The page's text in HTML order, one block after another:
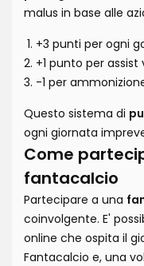
malus in base alle
+3 punti per ogni
+1 punto per assist
-1 per
Questo sistema di
ogni giornata
Come
fantacalcio
Partecipare a una
coinvolgente. E'
online che ospita il
Fantacalcio e, una